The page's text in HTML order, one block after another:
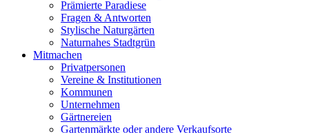
Prämierte Paradiese
Fragen & Antworten
Stylische Naturgärten
Naturnahes Stadtgrün
Mitmachen
Privatpersonen
Vereine & Institutionen
Kommunen
Unternehmen
Gärtnereien
Gartenmärkte oder andere Verkaufsorte